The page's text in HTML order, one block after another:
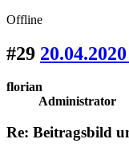
Offline
#29
florian
Administrator
Re: Beitragsbild